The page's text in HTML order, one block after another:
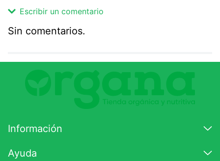
Escribir un comentario
Comentario
Califique el producto de 1 a 5 estrellas
★★★
Sin comentarios.
Información
Ayuda